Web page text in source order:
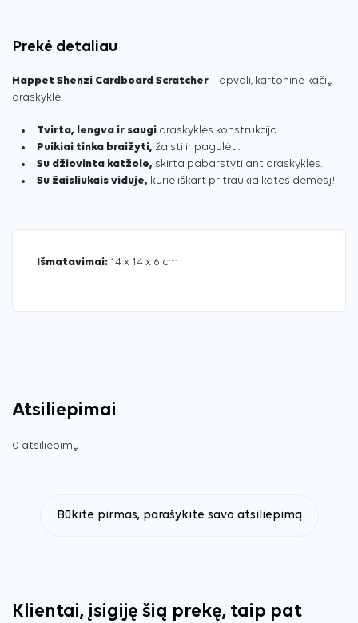
Prekė detaliau
Happet Shenzi Cardboard Scratcher – apvali, kartoninė kačių
draskyklė.
Tvirta, lengva ir saugi draskyklės konstrukcija.
Puikiai tinka braižyti, žaisti ir pagulėti.
Su džiovinta katžole, skirta pabarstyti ant draskyklės.
Su žaisliukais viduje, kurie iškart pritraukia katės dėmesį!
Išmatavimai: 14 x 14 x 6 cm
Atsiliepimai
0 atsiliepimų
Būkite pirmas, parašykite savo atsiliepimą
Klientai, įsigiję šią prekę, taip pat